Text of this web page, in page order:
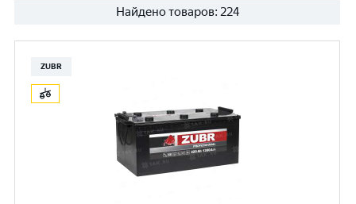
Найдено товаров: 224
ZUBR